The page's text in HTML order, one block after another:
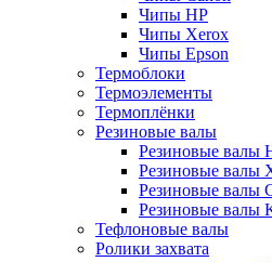
Чипы HP
Чипы Xerox
Чипы Epson
Термоблоки
Термоэлементы
Термоплёнки
Резиновые валы
Резиновые валы
Резиновые валы
Резиновые валы
Резиновые валы
Тефлоновые валы
Ролики захвата